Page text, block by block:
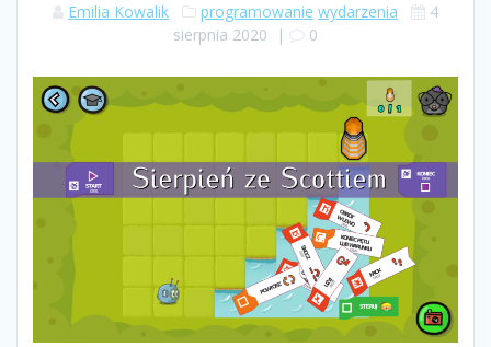
Emilia Kowalik programowanie wydarzenia
4
sierpnia 2020 | 0